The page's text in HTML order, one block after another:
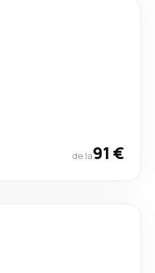
de la91 €